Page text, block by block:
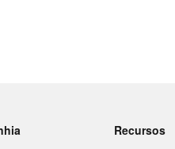
Recursos